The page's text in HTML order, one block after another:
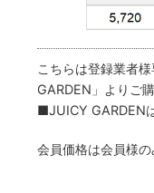
こちらは登録業者
GARDEN」よりご購
■JUICY GARDEN
会員価格は会員様の